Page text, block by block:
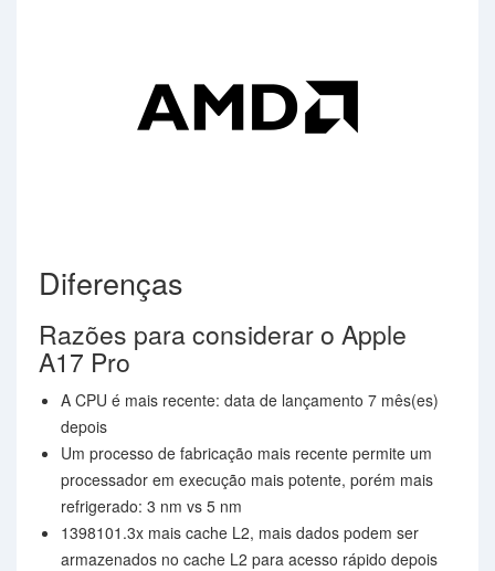
Diferenças
Razões para considerar o Apple
A17 Pro
A CPU é mais recente: data de lançamento 7 mês(es)
depois
Um processo de fabricação mais recente permite um
processador em execução mais potente, porém mais
refrigerado: 3 nm vs 5 nm
1398101.3x mais cache L2, mais dados podem ser
armazenados no cache L2 para acesso rápido depois